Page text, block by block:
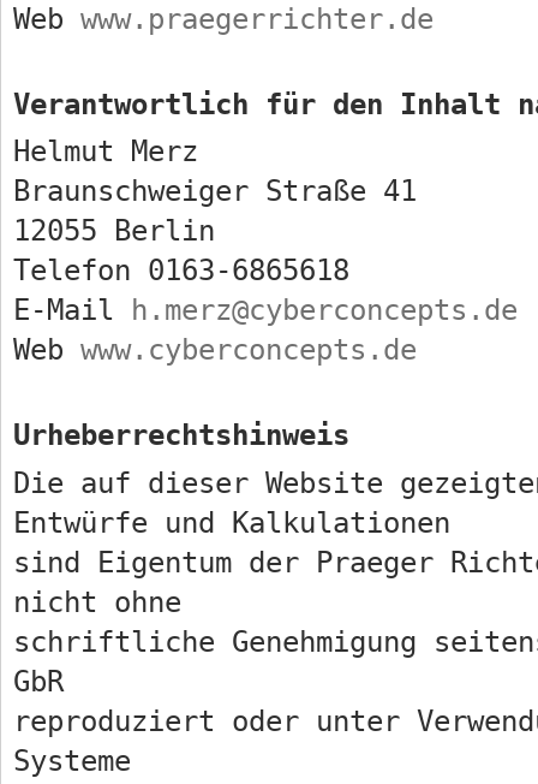
Web www.praegerrichter.de
Verantwortlich für den Inhalt
Helmut Merz
Braunschweiger Straße 41
12055 Berlin
Telefon 0163-6865618
E-Mail
h.merz@cyberconcepts.de
Web www.cyberconcepts.de
Urheberrechtshinweis
Die auf dieser Website
Entwürfe und Kalkulationen
sind Eigentum der Praeger
nicht ohne
schriftliche Genehmigung
GbR
reproduziert oder unter
Systeme